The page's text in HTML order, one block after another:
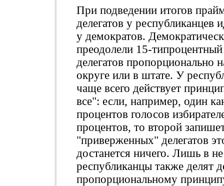
При подведении итогов
делегатов у республиканцев
у демократов.
преодолели 15-
делегатов пропорционально
округе или в штате. У
чаще всего действует
все": если, например, один
процентов голосов
процентов, то второй
"приверженных" делегатов
достанется ничего. Лишь в
республиканцы также делят
пропорциональному